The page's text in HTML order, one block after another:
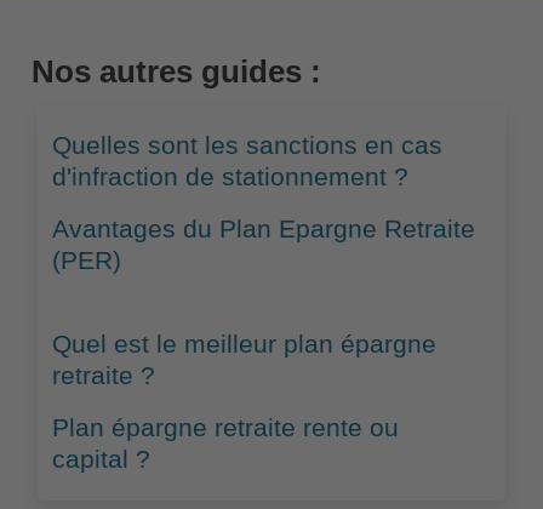
Nos autres guides :
Quelles sont les sanctions en cas
d'infraction de stationnement ?
Avantages du Plan Epargne Retraite
(PER)
Quel est le meilleur plan épargne
retraite ?
Plan épargne retraite rente ou
capital ?